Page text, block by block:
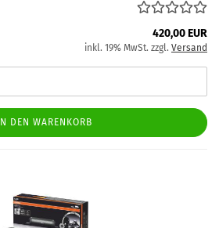
420,00 EUR
inkl. 19% MwSt. zzgl. Versand
IN DEN WARENKORB